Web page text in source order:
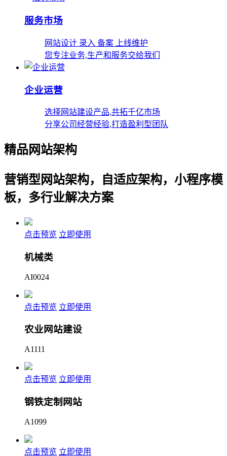
服务市场
网站设计 录入 备案 上线维护
您专注业务,生产和服务交给我们
企业运营
选择网站建设产品,共拓千亿市场
分享公司经营经验,打造盈利型团队
精品网站架构
营销型网站架构，自适应架构，小程序模
板，多行业解决方案
点击预览 立即使用
机械类
AI0024
点击预览 立即使用
农业网站建设
A1111
点击预览 立即使用
钢铁定制网站
A1099
点击预览 立即使用